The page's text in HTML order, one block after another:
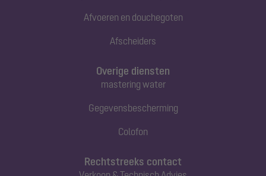
Afvoeren en douchegoten
Afscheiders
Rechtstreeks contact
Overige diensten
mastering water
Gegevensbescherming
Colofon